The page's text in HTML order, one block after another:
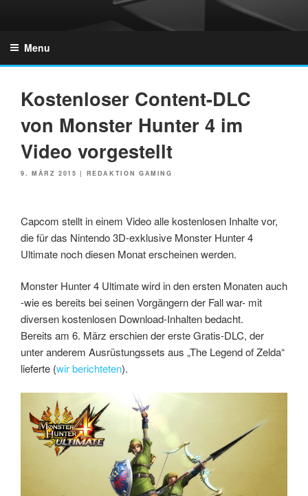
Menu
Kostenloser Content-DLC
von Monster Hunter 4 im
Video vorgestellt
POSTED
9. MÄRZ 2015 | REDAKTION GAMING
Capcom stellt in einem Video alle kostenlosen Inhalte vor,
die für das Nintendo 3D-exklusive Monster Hunter 4
Ultimate noch diesen Monat erscheinen werden.
Monster Hunter 4 Ultimate wird in den ersten Monaten auch
-wie es bereits bei seinen Vorgängern der Fall war- mit
diversen kostenlosen Download-Inhalten bedacht.
Bereits am 6. März erschien der erste Gratis-DLC, der
unter anderem Ausrüstungssets aus „The Legend of Zelda“
lieferte (wir berichteten).